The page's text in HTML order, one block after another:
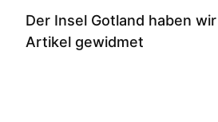
Der Insel Gotland haben
Artikel gewidmet